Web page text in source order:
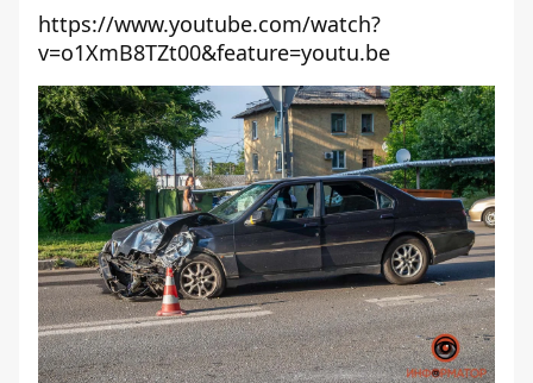
https://www.youtube.com/watch?
v=o1XmB8TZt00&feature=youtu.be